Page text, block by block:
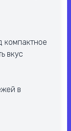
компактное
вкус
в